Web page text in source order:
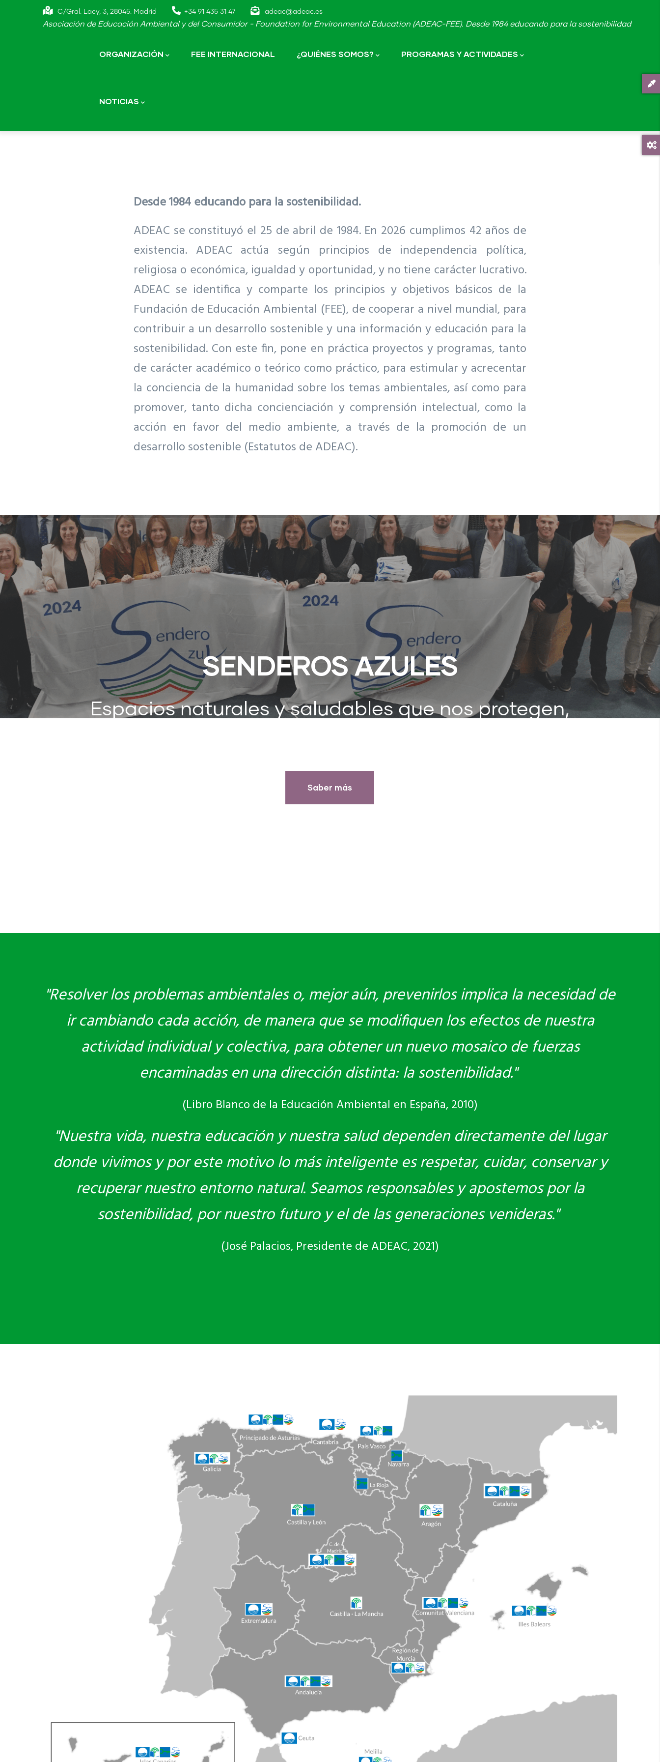
C/Gral. Lacy, 3, 28045. Madrid +34 91 435 31 47 adeac@adeac.es
Asociación de Educación Ambiental y del Consumidor - Foundation for Environmental Education (ADEAC-FEE). Desde 1984 educando para la sostenibilidad
navigation
ORGANIZACIÓN FEE INTERNACIONAL ¿QUIÉNES SOMOS? PROGRAMAS Y ACTIVIDADES
NOTICIAS
Desde 1984 educando para la sostenibilidad.
ADEAC se constituyó el 25 de abril de 1984. En 2026 cumplimos 42 años de
existencia. ADEAC actúa según principios de independencia política,
religiosa o económica, igualdad y oportunidad, y no tiene carácter lucrativo.
ADEAC se identifica y comparte los principios y objetivos básicos de la
Fundación de Educación Ambiental (FEE), de cooperar a nivel mundial, para
contribuir a un desarrollo sostenible y una información y educación para la
sostenibilidad. Con este fin, pone en práctica proyectos y programas, tanto
de carácter académico o teórico como práctico, para estimular y acrecentar
la conciencia de la humanidad sobre los temas ambientales, así como para
promover, tanto dicha concienciación y comprensión intelectual, como la
acción en favor del medio ambiente, a través de la promoción de un
desarrollo sostenible (Estatutos de ADEAC).
SENDEROS AZULES
Espacios naturales y saludables que nos protegen,
Saber más
"Resolver los problemas ambientales o, mejor aún, prevenirlos implica la necesidad de
ir cambiando cada acción, de manera que se modifiquen los efectos de nuestra
actividad individual y colectiva, para obtener un nuevo mosaico de fuerzas
encaminadas en una dirección distinta: la sostenibilidad."
(Libro Blanco de la Educación Ambiental en España, 2010)
"Nuestra vida, nuestra educación y nuestra salud dependen directamente del lugar
donde vivimos y por este motivo lo más inteligente es respetar, cuidar, conservar y
recuperar nuestro entorno natural. Seamos responsables y apostemos por la
sostenibilidad, por nuestro futuro y el de las generaciones venideras."
(José Palacios, Presidente de ADEAC, 2021)